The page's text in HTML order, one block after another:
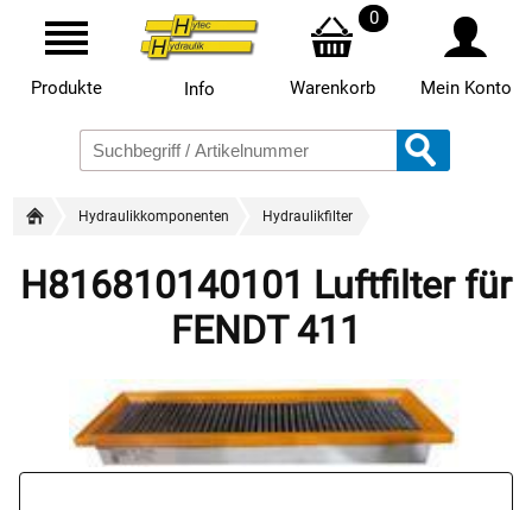
Produkte Info
0
Warenkorb Mein Konto
Hydraulikkomponenten Hydraulikfilter
H816810140101 Luftfilter für
FENDT 411